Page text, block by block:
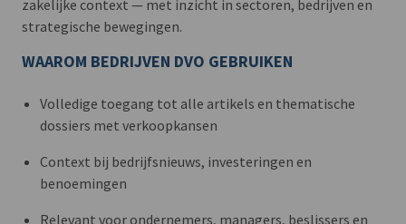
zakelijke context — met inzicht in sectoren, bedrijven en
strategische bewegingen.
WAAROM BEDRIJVEN DVO GEBRUIKEN
Volledige toegang tot alle artikels en thematische
dossiers met verkoopkansen
Context bij bedrijfsnieuws, investeringen en
benoemingen
Relevant voor ondernemers, managers, beslissers en